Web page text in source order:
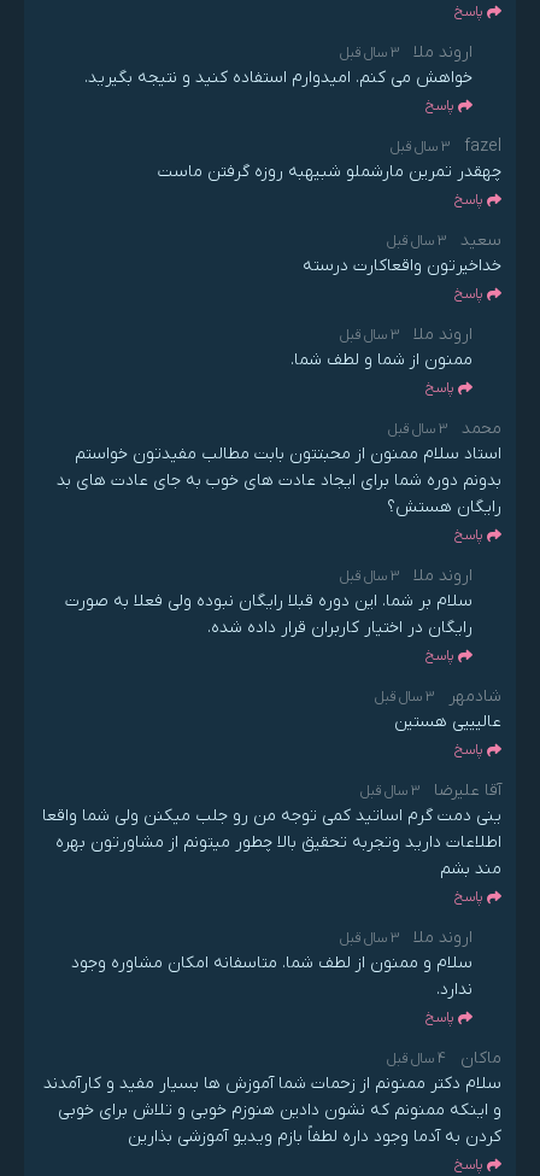
پاسخ
اروند ملا 3 سال قبل
خواهش می کنم. امیدوارم استفاده کنید و نتیجه بگیرید.
پاسخ
fazel 3 سال قبل
چهقدر تمرین مارشملو شبیهبه روزه گرفتن ماست
پاسخ
سعید 3 سال قبل
خداخیرتون واقعاکارت درسته
پاسخ
اروند ملا 3 سال قبل
ممنون از شما و لطف شما.
پاسخ
محمد 3 سال قبل
استاد سلام ممنون از محبتتون بابت مطالب مفیدتون خواستم
بدونم دوره شما برای ایجاد عادت های خوب به جای عادت های بد
رایگان هستش؟
پاسخ
اروند ملا 3 سال قبل
سلام بر شما. این دوره قبلا رایگان نبوده ولی فعلا به صورت
رایگان در اختیار کاربران قرار داده شده.
پاسخ
شادمهر 3 سال قبل
عالیییی هستین
پاسخ
آقا علیرضا 3 سال قبل
ینی دمت گرم اساتید کمی توجه من رو جلب میکنن ولی شما واقعا
اطلاعات دارید وتجربه تحقیق بالا چطور میتونم از مشاورتون بهره
مند بشم
پاسخ
اروند ملا 3 سال قبل
سلام و ممنون از لطف شما. متاسفانه امکان مشاوره وجود
ندارد.
پاسخ
ماکان 4 سال قبل
سلام دکتر ممنونم از زحمات شما آموزش ها بسیار مفید و کارآمدند
و اینکه ممنونم که نشون دادین هنوزم خوبی و تلاش برای خوبی
کردن به آدما وجود داره لطفاً بازم ویدیو آموزشی بذارین
پاسخ